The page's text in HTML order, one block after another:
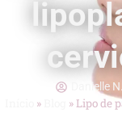
Danielle
» »Lipo de